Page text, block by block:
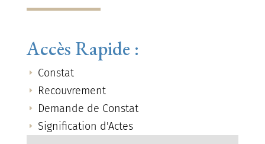
Accès Rapide :
E Constat
E Recouvrement
E Demande de Constat
E Signification d'Actes